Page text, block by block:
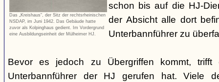
Das „Kreishaus“, der Sitz der rechtsrheinischen
NSDAP, im Juni 1942. Das Gebäude hatte
zuvor als Kolpinghaus gedient. Im Vordergrund
eine Ausbildungseinheit der Mülheimer HJ.
schon bis auf die HJ-
der Absicht alle dort
Unterbannführer zu
Bevor es jedoch zu Übergriffen kommt,
Unterbannführer der HJ gerufen hat. Viele